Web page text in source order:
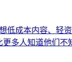
成本内容、轻
多人知道他们